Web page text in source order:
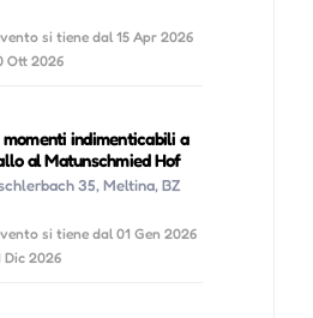
si tiene dal 15 Apr 2026
Ott 2026
indimenticabili a
al Matunschmied Hof
35, Meltina, BZ
si tiene dal 01 Gen 2026
Dic 2026